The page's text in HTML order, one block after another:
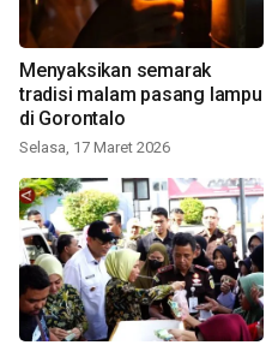
Menyaksikan semarak
tradisi malam pasang lampu
di Gorontalo
Selasa, 17 Maret 2026